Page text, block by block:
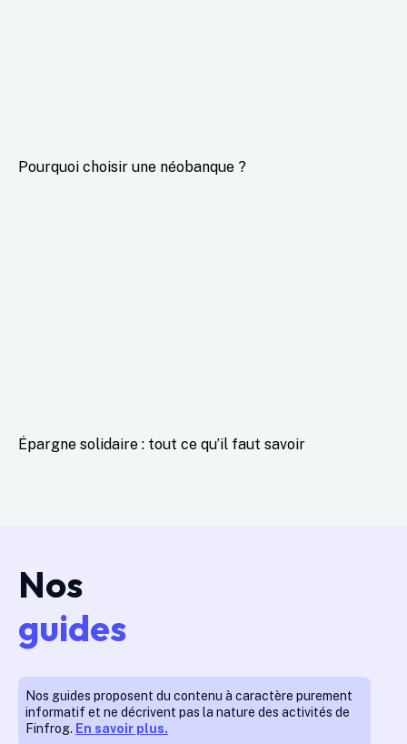
Pourquoi choisir une néobanque ?
Épargne solidaire : tout ce qu’il faut savoir
Nos
guides
Nos guides proposent du contenu à caractère purement
informatif et ne décrivent pas la nature des activités de
Finfrog. En savoir plus.